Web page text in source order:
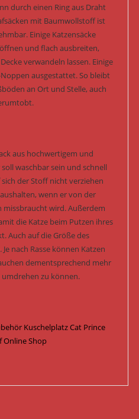
durch einen Ring aus Draht
mit Baumwollstoff ist
Einige Katzensäcke
und flach ausbreiten,
verwandeln lassen. Einige
ausgestattet. So bleibt
an Ort und Stelle, auch
aus hochwertigem und
waschbar sein und schnell
der Stoff nicht verziehen
wenn er von der
missbraucht wird. Außerdem
die Katze beim Putzen ihres
Auch auf die Größe des
nach Rasse können Katzen
dementsprechend mehr
umdrehen zu können.
Kuschelplatz Cat Prince
Online Shop